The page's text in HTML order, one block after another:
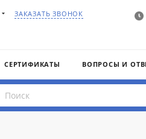
ЗАКАЗАТЬ ЗВОНОК
СЕРТИФИКАТЫ ВОПРОСЫ И